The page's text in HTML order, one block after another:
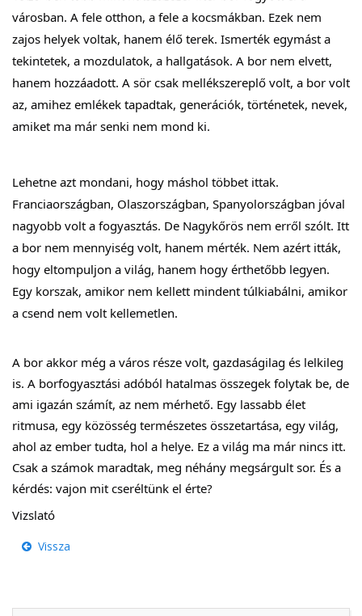
városban. A fele otthon, a fele a kocsmákban. Ezek nem
zajos helyek voltak, hanem élő terek. Ismerték egymást a
tekintetek, a mozdulatok, a hallgatások. A bor nem elvett,
hanem hozzáadott. A sör csak mellékszereplő volt, a bor volt
az, amihez emlékek tapadtak, generációk, történetek, nevek,
amiket ma már senki nem mond ki.
Lehetne azt mondani, hogy máshol többet ittak.
Franciaországban, Olaszországban, Spanyolországban jóval
nagyobb volt a fogyasztás. De Nagykőrös nem erről szólt. Itt
a bor nem mennyiség volt, hanem mérték. Nem azért itták,
hogy eltompuljon a világ, hanem hogy érthetőbb legyen.
Egy korszak, amikor nem kellett mindent túlkiabálni, amikor
a csend nem volt kellemetlen.
A bor akkor még a város része volt, gazdaságilag és lelkileg
is. A borfogyasztási adóból hatalmas összegek folytak be, de
ami igazán számít, az nem mérhető. Egy lassabb élet
ritmusa, egy közösség természetes összetartása, egy világ,
ahol az ember tudta, hol a helye. Ez a világ ma már nincs itt.
Csak a számok maradtak, meg néhány megsárgult sor. És a
kérdés: vajon mit cseréltünk el érte?
Vizslató
Vissza